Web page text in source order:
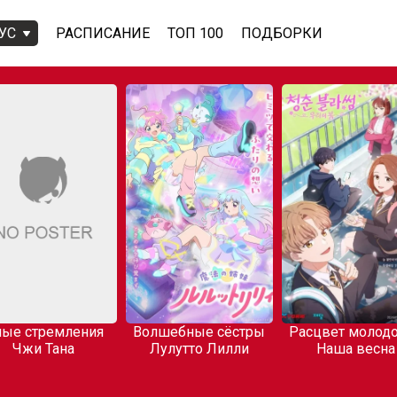
РАСПИСАНИЕ ТОП 100 ПОДБОРКИ
стремления
Чжи Тана
Волшебные сёстры
Лулутто Лилли
Расцвет
Наша весна